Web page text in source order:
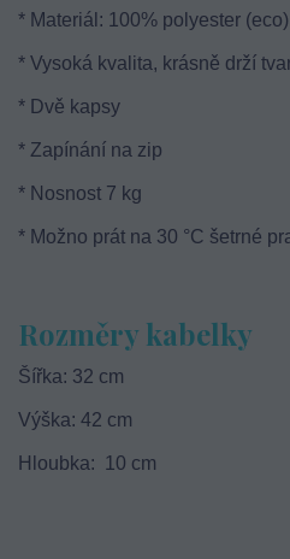
* Materiál: 100% polyester (eco)
* Vysoká kvalita, krásně drží
* Dvě kapsy
* Zapínání na zip
* Nosnost 7 kg
* Možno prát na 30 °C šetrné
Rozměry kabelky
Šířka: 32 cm
Výška: 42 cm
Hloubka: 10 cm